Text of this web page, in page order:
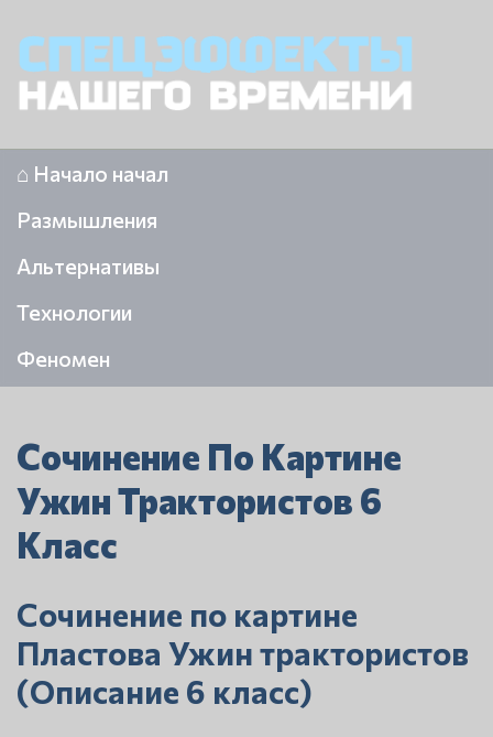
⌂ Начало начал
Размышления
Альтернативы
Технологии
Феномен
Сочинение По Картине
Ужин Трактористов 6
Класс
Сочинение по картине
Пластова Ужин трактористов
(Описание 6 класс)